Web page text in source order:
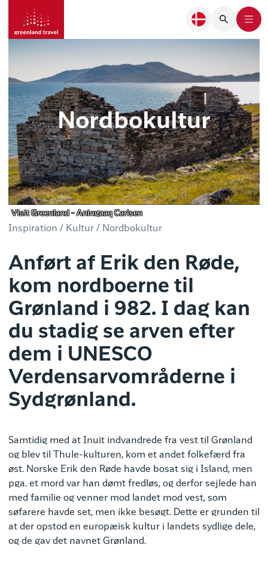
Nordbokultur
Visit Greenland - Aningaaq Carlsen
Inspiration / Kultur / Nordbokultur
Anført af Erik den Røde,
kom nordboerne til
Grønland i 982. I dag kan
du stadig se arven efter
dem i UNESCO
Verdensarvområderne i
Sydgrønland.
Samtidig med at Inuit indvandrede fra vest til Grønland
og blev til Thule-kulturen, kom et andet folkefærd fra
øst. Norske Erik den Røde havde bosat sig i Island, men
pga. et mord var han dømt fredløs, og derfor sejlede han
med familie og venner mod landet mod vest, som
søfarere havde set, men ikke besøgt. Dette er grunden til
at der opstod en europæisk kultur i landets sydlige dele,
og de gav det navnet Grønland.